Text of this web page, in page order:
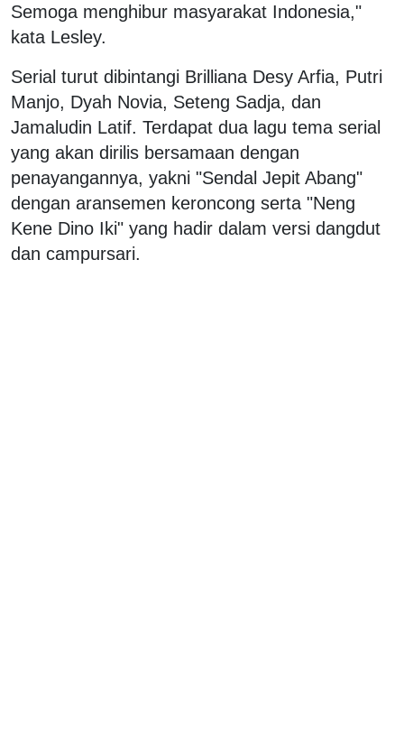
Semoga menghibur masyarakat Indonesia,"
kata Lesley.
Serial turut dibintangi Brilliana Desy Arfia, Putri
Manjo, Dyah Novia, Seteng Sadja, dan
Jamaludin Latif. Terdapat dua lagu tema serial
yang akan dirilis bersamaan dengan
penayangannya, yakni "Sendal Jepit Abang"
dengan aransemen keroncong serta "Neng
Kene Dino Iki" yang hadir dalam versi dangdut
dan campursari.